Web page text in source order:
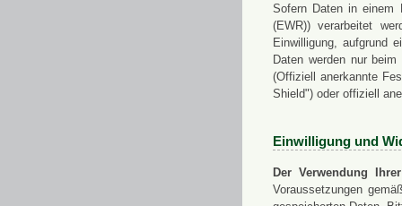
Sofern Daten in einem
(EWR)) verarbeitet
Einwilligung, aufgrund
Daten werden nur
(Offiziell anerkannte
Shield") oder offiziell
Einwilligung und
Der Verwendung
Voraussetzungen